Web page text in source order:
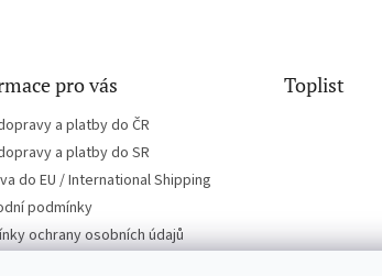
pro vás
a platby do ČR
a platby do SR
do EU / International Shipping
podmínky
ochrany osobních údajů
Toplist